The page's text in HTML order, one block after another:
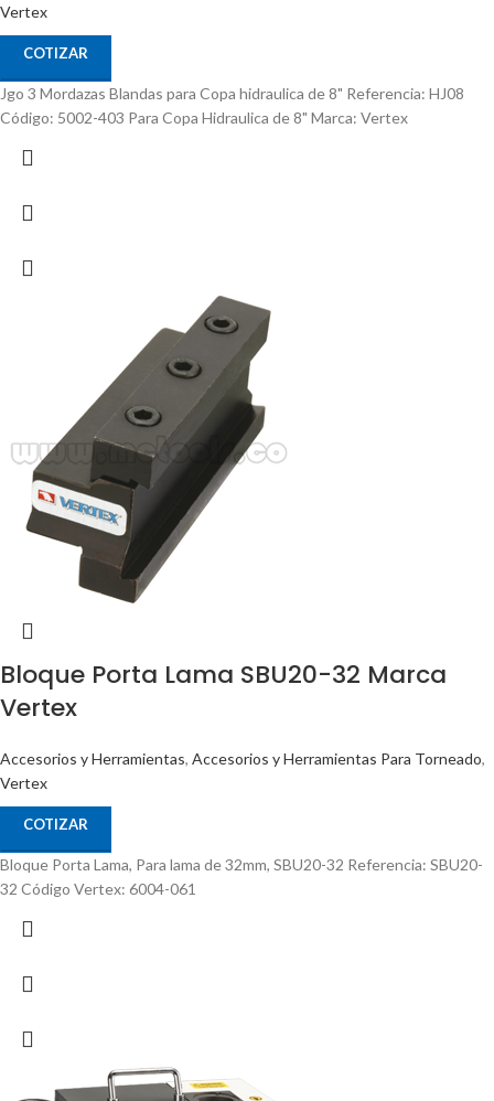
Vertex
COTIZAR
Jgo 3 Mordazas Blandas para Copa hidraulica de 8" Referencia: HJ08
Código: 5002-403 Para Copa Hidraulica de 8" Marca: Vertex
Bloque Porta Lama SBU20-32 Marca
Vertex
Accesorios y Herramientas, Accesorios y Herramientas Para Torneado,
Vertex
COTIZAR
Bloque Porta Lama, Para lama de 32mm, SBU20-32 Referencia: SBU20-
32 Código Vertex: 6004-061